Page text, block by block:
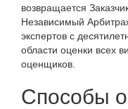
возвращается
Независимый
экспертов с
области оценки всех
оценщиков.
Способы